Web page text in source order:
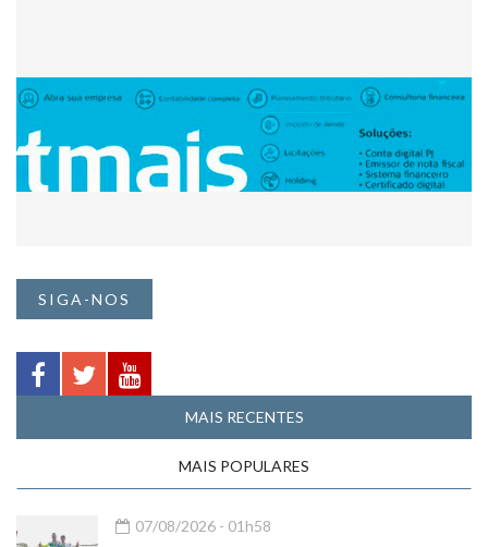
SIGA-NOS
MAIS RECENTES
MAIS POPULARES
07/08/2026 - 01h58